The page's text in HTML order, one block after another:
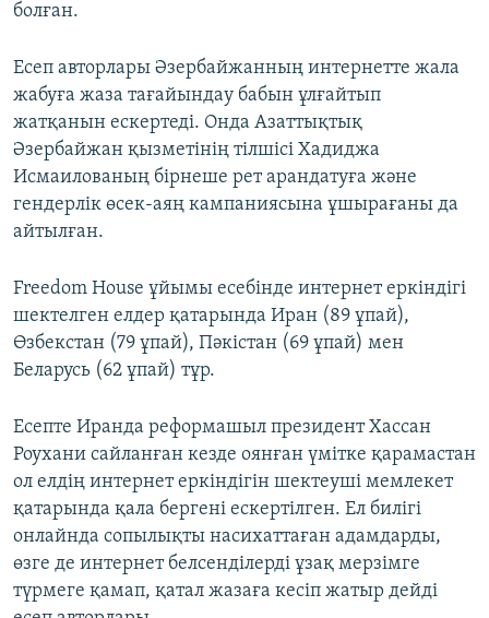
болған.
Есеп авторлары Әзербайжанның интернетте жала
жабуға жаза тағайындау бабын ұлғайтып
жатқанын ескертеді. Онда Азаттықтық
Әзербайжан қызметінің тілшісі Хадиджа
Исмаилованың бірнеше рет арандатуға және
гендерлік өсек-аяң кампаниясына ұшырағаны да
айтылған.
Freedom House ұйымы есебінде интернет еркіндігі
шектелген елдер қатарында Иран (89 ұпай),
Өзбекстан (79 ұпай), Пәкістан (69 ұпай) мен
Беларусь (62 ұпай) тұр.
Есепте Иранда реформашыл президент Хассан
Роухани сайланған кезде оянған үмітке қарамастан
ол елдің интернет еркіндігін шектеуші мемлекет
қатарында қала бергені ескертілген. Ел билігі
онлайнда сопылықты насихаттаған адамдарды,
өзге де интернет белсенділерді ұзақ мерзімге
түрмеге қамап, қатал жазаға кесіп жатыр дейді